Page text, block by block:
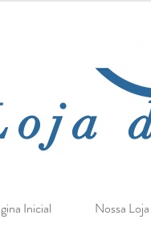
Inicial Nossa Loja